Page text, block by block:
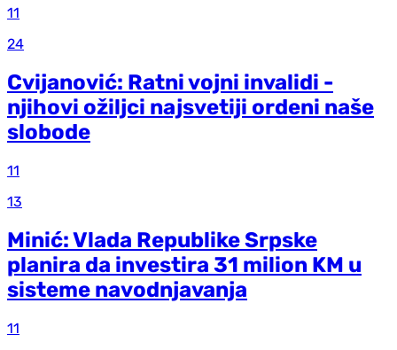
11
24
Cvijanović: Ratni vojni invalidi -
njihovi ožiljci najsvetiji ordeni naše
slobode
11
13
Minić: Vlada Republike Srpske
planira da investira 31 milion KM u
sisteme navodnjavanja
11